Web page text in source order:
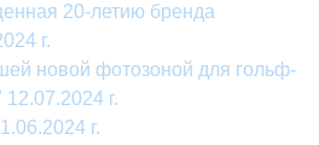
20-летию бренда
г.
новой фотозоной для гольф-
г.
г.